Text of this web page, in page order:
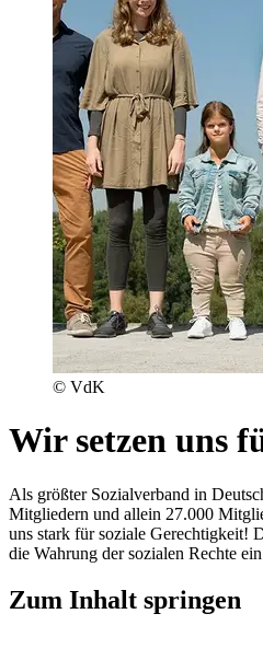
© VdK
Wir setzen uns
Als größter Sozialverband in
Mitgliedern und allein 27.000
uns stark für soziale Gerechtigkeit!
die Wahrung der sozialen Rechte
Zum Inhalt springen